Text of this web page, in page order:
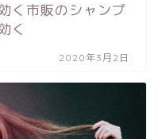
く市販のシャンプ
く
2020年3月2日